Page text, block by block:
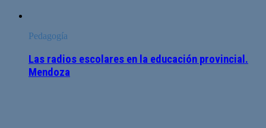
Pedagogía
Las radios escolares en la educación provincial.
Mendoza